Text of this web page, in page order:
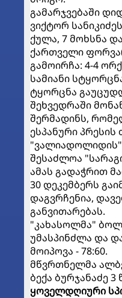
გამარჯვებაში
ვიქტორ
ქულა, 7 მოხსნა
ქართველი
გამოირჩა: 4-4
სამიანი
ტყორცნა
შეხვედრაში
შერმადინს,
ესპანური
"ვალიადოლიდის"
შესაძლოა
ამას გადაჭრით
30 დეკემბერს
დაგვრჩენია,
განვითარებას.
"კახასოლმა"
უმასპინძლა და
მოიპოვა - 78:60.
მწვრთნელმა
ბექა ბურჯანაძე
ყოველდღიური